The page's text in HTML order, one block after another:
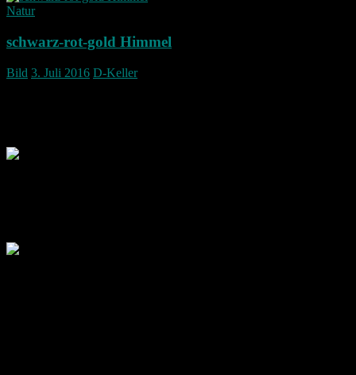
Natur
schwarz-rot-gold Himmel
Bild 3. Juli 2016 D-Keller